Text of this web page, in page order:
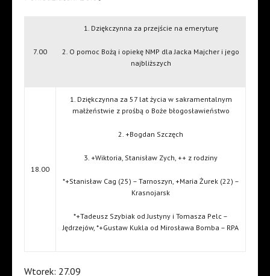
7.00
1. Dziękczynna za przejście na emeryturę
2. O pomoc Bożą i opiekę NMP dla Jacka Majcher i jego
najbliższych
18.00
1. Dziękczynna za 57 lat życia w sakramentalnym
małżeństwie z prośbą o Boże błogosławieństwo
2. +Bogdan Szczęch
3. +Wiktoria, Stanisław Zych, ++ z rodziny
*+Stanisław Cag (25) – Tarnoszyn, +Maria Żurek (22) –
Krasnojarsk
*+Tadeusz Szybiak od Justyny i Tomasza Pelc –
Jędrzejów, *+Gustaw Kukla od Mirosława Bomba – RPA
Wtorek: 27.09